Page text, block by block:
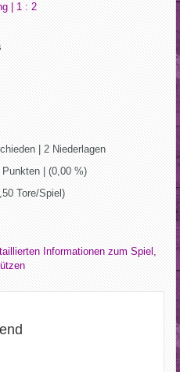
| 1 : 2
| 2 Niederlagen
| (0,00 %)
Tore/Spiel)
Informationen zum Spiel,